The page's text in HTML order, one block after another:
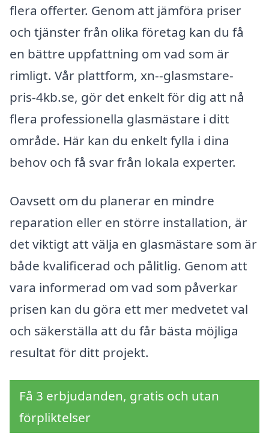
flera offerter. Genom att jämföra priser
och tjänster från olika företag kan du få
en bättre uppfattning om vad som är
rimligt. Vår plattform, xn--glasmstare-
pris-4kb.se, gör det enkelt för dig att nå
flera professionella glasmästare i ditt
område. Här kan du enkelt fylla i dina
behov och få svar från lokala experter.
Oavsett om du planerar en mindre
reparation eller en större installation, är
det viktigt att välja en glasmästare som är
både kvalificerad och pålitlig. Genom att
vara informerad om vad som påverkar
prisen kan du göra ett mer medvetet val
och säkerställa att du får bästa möjliga
resultat för ditt projekt.
Få 3 erbjudanden, gratis och utan
förpliktelser